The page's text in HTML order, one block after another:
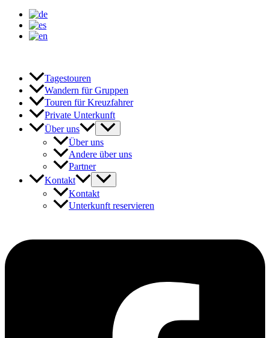
Tagestouren
Wandern für Gruppen
Touren für Kreuzfahrer
Private Unterkunft
Über uns
Über uns
Andere über uns
Partner
Kontakt
Kontakt
Unterkunft reservieren